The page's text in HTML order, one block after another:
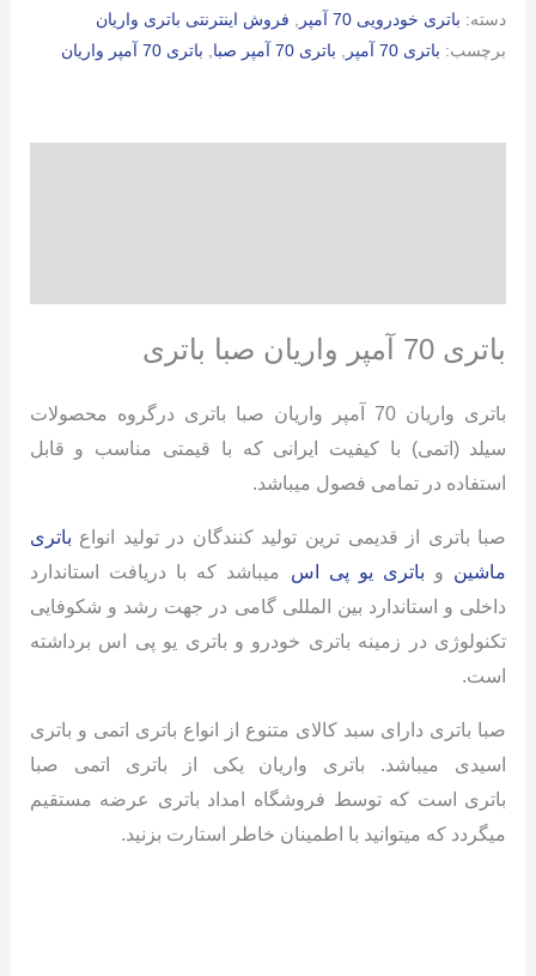
دسته: باتری خودرویی 70 آمپر , فروش اینترنتی باتری واریان
برچسب: باتری 70 آمپر , باتری 70 آمپر صبا , باتری 70 آمپر واریان
باتری 70 آمپر واریان صبا باتری
باتری واریان 70 آمپر واریان صبا باتری درگروه محصولات
سیلد (اتمی) با کیفیت ایرانی که با قیمتی مناسب و قابل
استفاده در تمامی فصول میباشد.
صبا باتری از قدیمی ترین تولید کنندگان در تولید انواع باتری
ماشین و باتری یو پی اس میباشد که با دریافت استاندارد
داخلی و استاندارد بین المللی گامی در جهت رشد و شکوفایی
تکنولوژی در زمینه باتری خودرو و باتری یو پی اس برداشته
است.
صبا باتری دارای سبد کالای متنوع از انواع باتری اتمی و باتری
اسیدی میباشد. باتری واریان یکی از باتری اتمی صبا
باتری است که توسط فروشگاه امداد باتری عرضه مستقیم
میگردد که میتوانید با اطمینان خاطر استارت بزنید.